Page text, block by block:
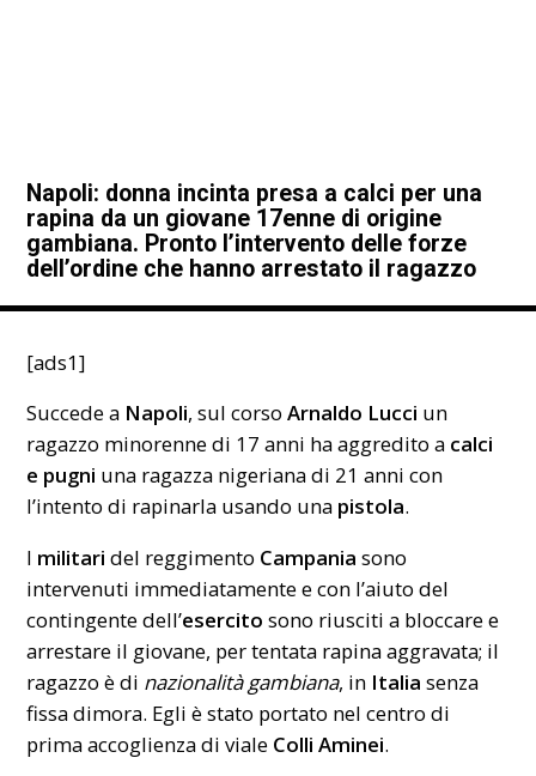
Napoli: donna incinta presa a calci per una
rapina da un giovane 17enne di origine
gambiana. Pronto l’intervento delle forze
dell’ordine che hanno arrestato il ragazzo
[ads1]
Succede a Napoli, sul corsoArnaldo Lucci un
ragazzo minorenne di 17 anni ha aggredito a calci
e pugni una ragazza nigeriana di 21 anni con
l’intento di rapinarla usando una pistola.
I militari del reggimento Campania sono
intervenuti immediatamente e con l’aiuto del
contingente dell’esercito sono riusciti a bloccare e
arrestare il giovane, per tentata rapinaaggravata; il
ragazzo è di nazionalità gambiana, in Italia senza
fissa dimora. Egli è stato portato nel centro di
prima accoglienza di viale Colli Aminei.